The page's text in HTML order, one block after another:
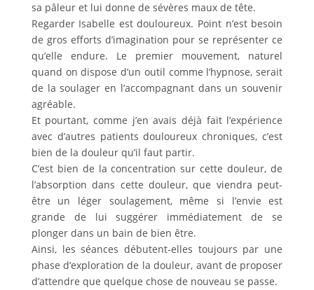
sa pâleur et lui donne de sévères maux de tête.
Regarder Isabelle est douloureux. Point n’est besoin
de gros efforts d’imagination pour se représenter ce
qu’elle endure. Le premier mouvement, naturel
quand on dispose d’un outil comme l’hypnose, serait
de la soulager en l’accompagnant dans un souvenir
agréable.
Et pourtant, comme j’en avais déjà fait l’expérience
avec d’autres patients douloureux chroniques, c’est
bien de la douleur qu’il faut partir.
C’est bien de la concentration sur cette douleur, de
l’absorption dans cette douleur, que viendra peut-
être un léger soulagement, même si l’envie est
grande de lui suggérer immédiatement de se
plonger dans un bain de bien être.
Ainsi, les séances débutent-elles toujours par une
phase d’exploration de la douleur, avant de proposer
d’attendre que quelque chose de nouveau se passe.